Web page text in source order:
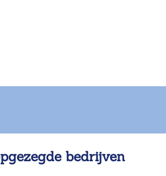
bedrijven